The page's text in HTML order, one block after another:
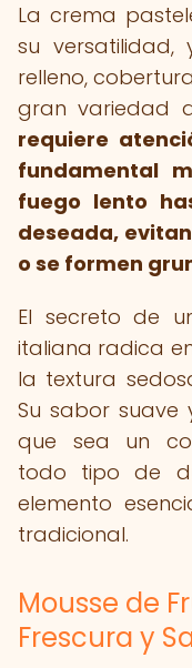
La crema
su
relleno,
gran variedad
requiere
fundamental
fuego lento
deseada,
o se formen
El secreto de
italiana radica
la textura
Su sabor suave
que sea un
todo tipo de
elemento
tradicional.
Mousse de
Frescura y